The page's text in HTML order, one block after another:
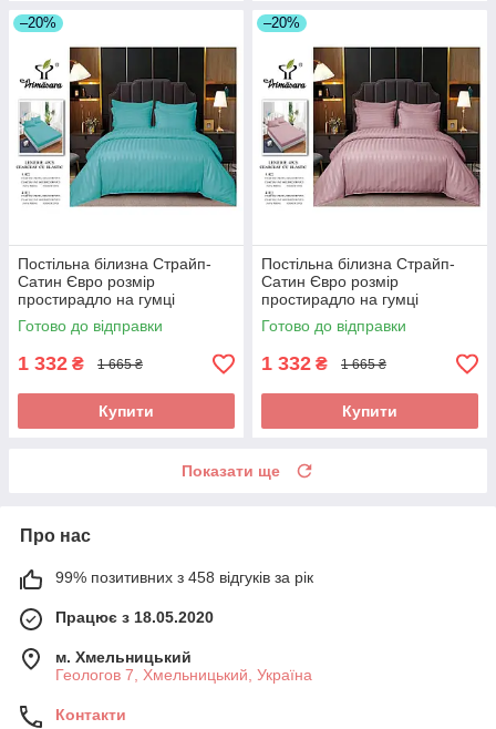
–20%
Постільна білизна Страйп-
Сатин Євро розмір
простирадло на гумці
180*200+25см Висока якість
Готово до відправки
1 332 ₴ 1 665 ₴
Купити
–20%
Постільна білизна Страйп-
Сатин Євро розмір
простирадло на гумці
180*200+25см Висока якість
Готово до відправки
1 332 ₴ 1 665 ₴
Купити
Показати ще
Про нас
99% позитивних з 458 відгуків за рік
Працює з 18.05.2020
м. Хмельницький
Геологов 7, Хмельницький, Україна
Контакти